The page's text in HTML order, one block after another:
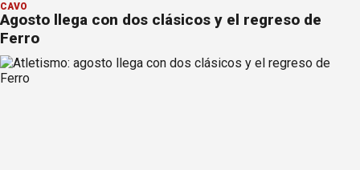
CAVO
Agosto llega con dos clásicos y el regreso de
Ferro